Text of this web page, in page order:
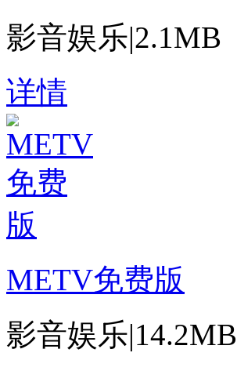
影音娱乐|2.1MB
详情
METV免费版
影音娱乐|14.2MB